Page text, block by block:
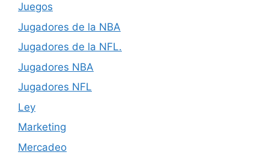
Juegos
Jugadores de la NBA
Jugadores de la NFL.
Jugadores NBA
Jugadores NFL
Ley
Marketing
Mercadeo